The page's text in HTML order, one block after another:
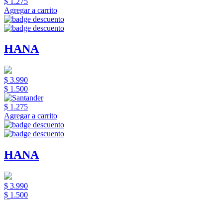
Agregar a carrito
HANA
$ 3.990
$ 1.500
$ 1.275
Agregar a carrito
HANA
$ 3.990
$ 1.500